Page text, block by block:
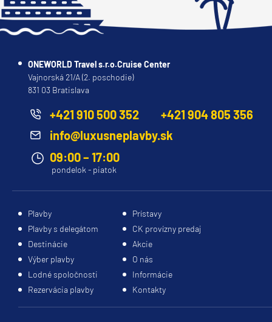
ONEWORLD Travel s.r.o.Cruise Center
Vajnorská 21/A (2. poschodie)
831 03 Bratislava
+421 910 500 352
+421 904 805 356
info@luxusneplavby.sk
09:00 – 17:00
pondelok - piatok
Plavby
Prístavy
Plavby s delegátom
CK provízny predaj
Destinácie
Akcie
Výber plavby
O nás
Lodné spoločnosti
Informácie
Rezervácia plavby
Kontakty